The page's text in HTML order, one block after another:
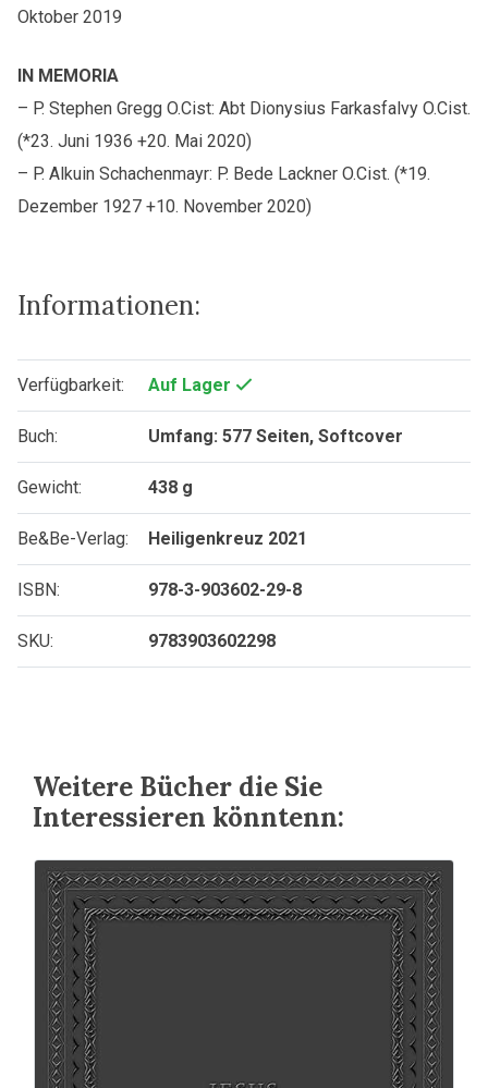
Oktober 2019
IN MEMORIA
– P. Stephen Gregg O.Cist: Abt Dionysius Farkasfalvy O.Cist.
(*23. Juni 1936 +20. Mai 2020)
– P. Alkuin Schachenmayr: P. Bede Lackner O.Cist. (*19.
Dezember 1927 +10. November 2020)
Informationen:
Verfügbarkeit: Auf Lager
Buch: Umfang: 577 Seiten, Softcover
Gewicht: 438 g
Be&Be-Verlag: Heiligenkreuz 2021
ISBN: 978-3-903602-29-8
SKU: 9783903602298
Weitere Bücher die Sie
Interessieren könntenn: